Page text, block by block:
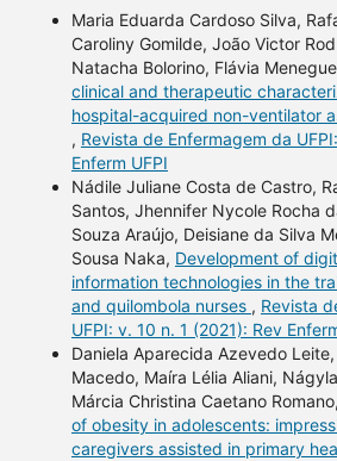
Maria Eduarda Cardoso Silva,
Caroliny Gomilde, João Victor
Natacha Bolorino, Flávia
clinical and therapeutic
hospital-acquired non-ventilator
, Revista de Enfermagem da
Enferm UFPI
Nádile Juliane Costa de Castro,
Santos, Jhennifer Nycole Rocha
Souza Araújo, Deisiane da Silva
Sousa Naka, Development of
information technologies in the
and quilombola nurses , Revista
UFPI: v. 10 n. 1 (2021): Rev
Daniela Aparecida Azevedo
Macedo, Maíra Lélia Aliani,
Márcia Christina Caetano
of obesity in adolescents:
caregivers assisted in primary